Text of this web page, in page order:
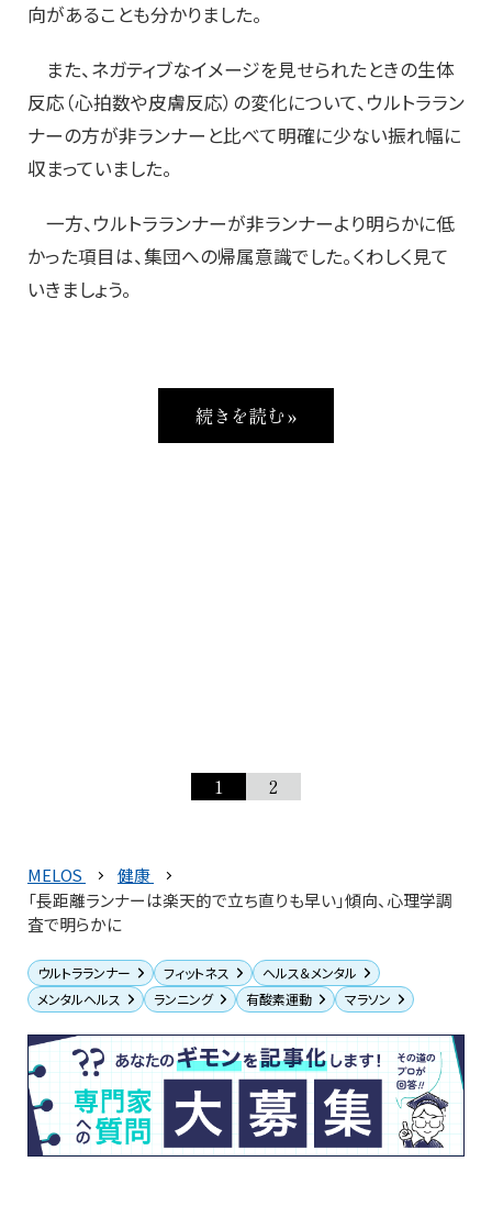
向があることも分かりました。
また、ネガティブなイメージを見せられたときの生体
反応（心拍数や皮膚反応）の変化について、ウルトララン
ナーの方が非ランナーと比べて明確に少ない振れ幅に
収まっていました。
一方、ウルトラランナーが非ランナーより明らかに低
かった項目は、集団への帰属意識でした。くわしく見て
いきましょう。
続きを読む »
1 2
MELOS
健康
「長距離ランナーは楽天的で立ち直りも早い」傾向、心理学調
査で明らかに
ウルトラランナー フィットネス
ヘルス＆メンタル
メンタルヘルス
ランニング 有酸素運動 マラソン